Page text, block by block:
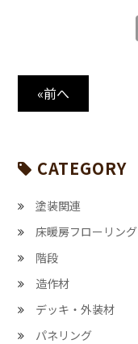
«前へ
CATEGORY
塗装関連
床暖房フローリング
階段
造作材
デッキ・外装材
パネリング